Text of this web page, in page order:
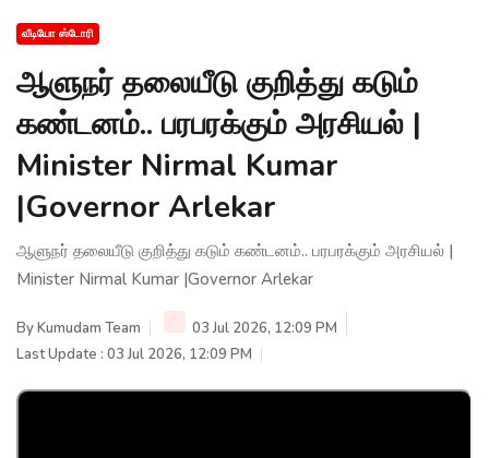
வீடியோ ஸ்டோரி
ஆளுநர் தலையீடு குறித்து கடும்
கண்டனம்.. பரபரக்கும் அரசியல் |
Minister Nirmal Kumar
|Governor Arlekar
ஆளுநர் தலையீடு குறித்து கடும் கண்டனம்.. பரபரக்கும் அரசியல் |
Minister Nirmal Kumar |Governor Arlekar
ByKumudam Team
03 Jul 2026, 12:09 PM
Last Update : 03 Jul 2026, 12:09 PM